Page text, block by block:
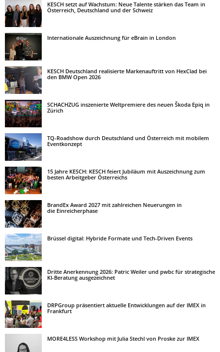
KESCH setzt auf Wachstum: Neue Talente stärken das Team in
Österreich, Deutschland und der Schweiz
Internationale Auszeichnung für eBrain in London
KESCH Deutschland realisierte Markenauftritt von HexClad bei
den BMW Open 2026
SCHACHZUG inszenierte Weltpremiere des neuen Škoda Epiq in
Zürich
TQ-Roadshow durch Deutschland und Österreich mit mobilem
Eventkonzept
15 Jahre KESCH: KESCH feiert Jubiläum mit Auszeichnung zum
besten Arbeitgeber Österreichs
BrandEx Award 2027 mit zahlreichen Neuerungen in
die Einreicherphase
Brüssel digital: Hybride Formate und Tech-Driven Events
Dritte Anerkennung 2026: Patric Weiler und pwbc für strategische
KI-Beratung ausgezeichnet
DRPGroup präsentiert aktuelle Entwicklungen auf der IMEX in
Frankfurt
MORE4LESS Workshop mit Julia Stechl von Proske zur IMEX